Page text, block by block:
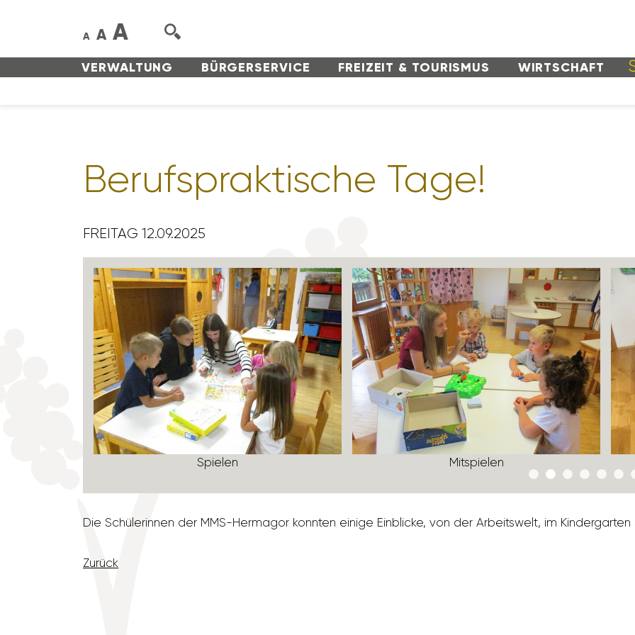
VERWAL­TUNG BÜRGER­SERVICE FREI­ZEIT & TOURISMUS WIRT­SCHAFT
A A A
Berufs­prak­ti­sche Tage!
FREITAG 12.09.2025
Spielen Mitspielen
Die Schü­le­rinnen der MMS-Hermagor konnten einige Einblicke, von der Arbeits­welt, im Kinder­garten
Zurück